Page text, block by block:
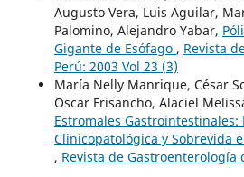
Augusto Vera, Luis Aguilar,
Palomino, Alejandro Yabar,
Gigante de Esófago , Revista
Perú: 2003 Vol 23 (3)
María Nelly Manrique, César
Oscar Frisancho, Alaciel
Estromales Gastrointestinales:
Clinicopatológica y Sobrevida
, Revista de Gastroenterología